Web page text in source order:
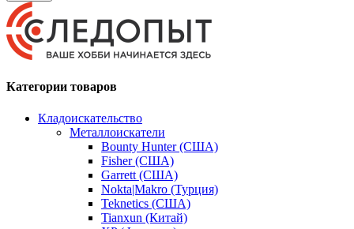
Категории товаров
Кладоискательство
Металлоискатели
Bounty Hunter (США)
Fisher (США)
Garrett (США)
Nokta|Makro (Турция)
Teknetics (США)
Tianxun (Китай)